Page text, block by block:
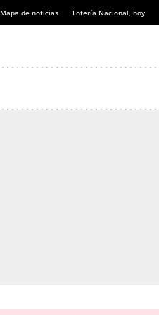
Mapa de noticias Lotería Nacional, hoy